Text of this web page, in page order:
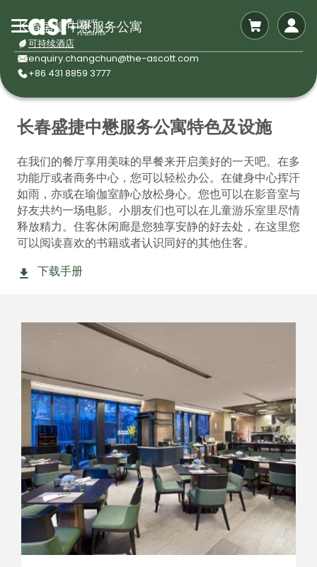
长春盛捷中懋服务公寓
可持续酒店
enquiry.changchun@the-ascott.com
+86 431 8859 3777
长春盛捷中懋服务公寓特色及设施
在我们的餐厅享用美味的早餐来开启美好的一天吧。在多
功能厅或者商务中心，您可以轻松办公。在健身中心挥汗
如雨，亦或在瑜伽室静心放松身心。您也可以在影音室与
好友共约一场电影。小朋友们也可以在儿童游乐室里尽情
释放精力。住客休闲廊是您独享安静的好去处，在这里您
可以阅读喜欢的书籍或者认识同好的其他住客。
下载手册